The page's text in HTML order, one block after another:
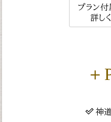
プラン
詳し
＋
神